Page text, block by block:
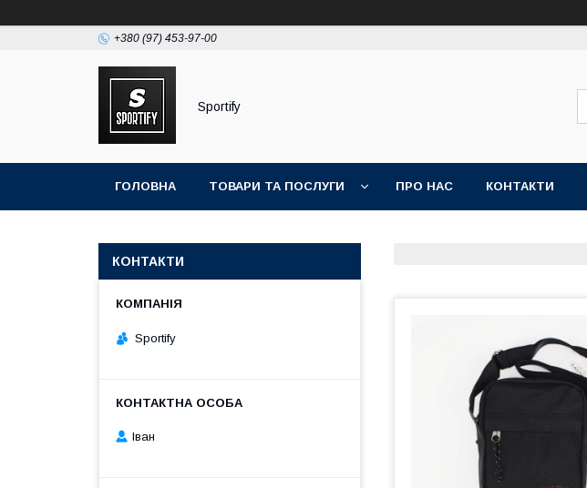
+380 (97) 453-97-00
Sportify
ГОЛОВНА ТОВАРИ ТА ПОСЛУГИ ПРО НАС КОНТАКТИ
КОНТАКТИ
Sportify
Іван